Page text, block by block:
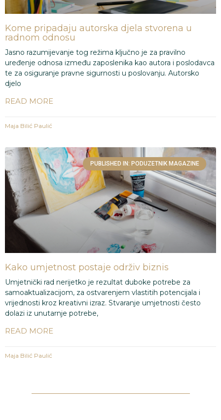
Kome pripadaju autorska djela stvorena u
radnom odnosu
Jasno razumijevanje tog režima ključno je za pravilno
uređenje odnosa između zaposlenika kao autora i poslodavca
te za osiguranje pravne sigurnosti u poslovanju. Autorsko
djelo
READ MORE
Maja Bilić Paulić
PUBLISHED IN: PODUZETNIK MAGAZINE
Kako umjetnost postaje održiv biznis
Umjetnički rad nerijetko je rezultat duboke potrebe za
samoaktualizacijom, za ostvarenjem vlastitih potencijala i
vrijednosti kroz kreativni izraz. Stvaranje umjetnosti često
dolazi iz unutarnje potrebe,
READ MORE
Maja Bilić Paulić